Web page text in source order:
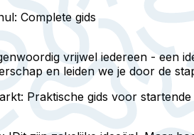
Complete gids
vrijwel iedereen - een
en leiden we je door de
Praktische gids voor